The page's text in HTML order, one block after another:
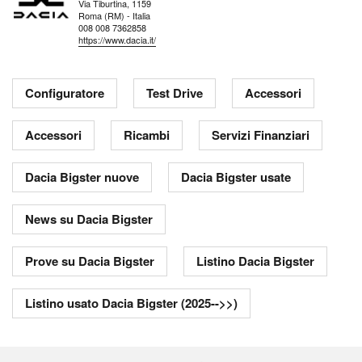
Via Tiburtina, 1159
Roma (RM) - Italia
008 008 7362858
https://www.dacia.it/
Configuratore Test Drive Accessori
Accessori Ricambi Servizi Finanziari
Dacia Bigster nuove Dacia Bigster usate
News su Dacia Bigster
Prove su Dacia Bigster Listino Dacia Bigster
Listino usato Dacia Bigster (2025-->>)